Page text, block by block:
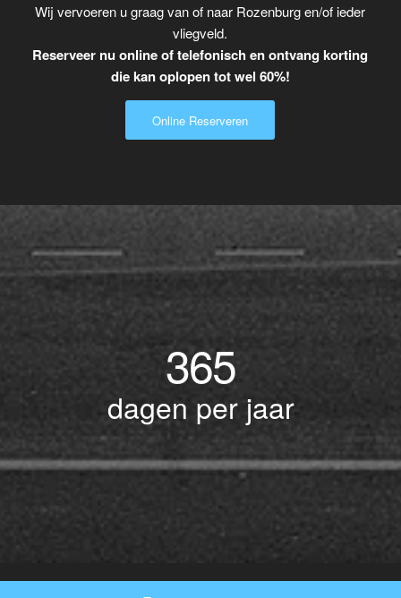
Wij vervoeren u graag van of naar Rozenburg en/of ieder
vliegveld.
Reserveer nu online of telefonisch en ontvang korting
die kan oplopen tot wel 60%!
Online Reserveren
365
dagen per jaar